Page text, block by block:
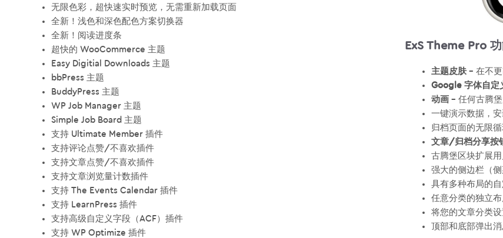
无限色彩，超快速实时预览，无需重新加载页面
全新！浅色和深色配色方案切换器
全新！阅读进度条
超快的 WooCommerce 主题
Easy Digitial Downloads 主题
bbPress 主题
BuddyPress 主题
WP Job Manager 主题
Simple Job Board 主题
支持 Ultimate Member 插件
支持评论点赞/不喜欢插件
支持文章点赞/不喜欢插件
支持文章浏览量计数插件
支持 The Events Calendar 插件
支持 LearnPress 插件
支持高级自定义字段（ACF）插件
支持 WP Optimize 插件
ExS Theme Pro
主题皮肤 – 在不
Google 字体自定
动画 – 任何古腾
一键演示数据，
归档页面的无限循
文章/归档分享按
古腾堡区块扩展
强大的侧边栏（
具有多种布局的
任意分类的独立布
将您的文章分类
顶部和底部弹出